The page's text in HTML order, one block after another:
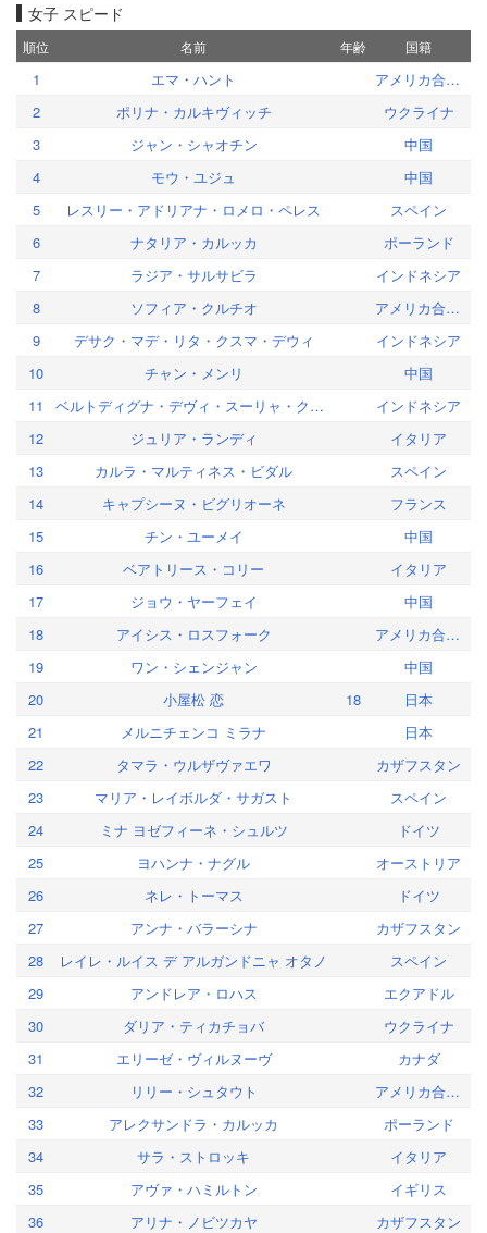
女子 スピード
順位 名前 年齢 国籍
1 エマ・ハント
アメリカ合衆国
2
ポリナ・カルキヴィッチ
ウクライナ
3
ジャン・シャオチン
中国
4
モウ・ユジュ
中国
5
レスリー・アドリアナ・ロメロ・ペレス
スペイン
6
ナタリア・カルッカ
ポーランド
7
ラジア・サルサビラ
インドネシア
8
ソフィア・クルチオ
アメリカ合衆国
9
デサク・マデ・リタ・クスマ・デウィ
インドネシア
10
チャン・メンリ
中国
11
ベルトディグナ・デヴィ・スーリャ・クスマ
インドネシア
12
ジュリア・ランディ
イタリア
13
カルラ・マルティネス・ビダル
スペイン
14
キャプシーヌ・ビグリオーネ
フランス
15
チン・ユーメイ
中国
16
ベアトリース・コリー
イタリア
17
ジョウ・ヤーフェイ
中国
18
アイシス・ロスフォーク
アメリカ合衆国
19
ワン・シェンジャン
中国
20
小屋松 恋 18
日本
21
メルニチェンコ ミラナ
日本
22
タマラ・ウルザヴァエワ
カザフスタン
23
マリア・レイボルダ・サガスト
スペイン
24
ミナ ヨゼフィーネ・シュルツ
ドイツ
25
ヨハンナ・ナグル
オーストリア
26
ネレ・トーマス
ドイツ
27
アンナ・バラーシナ
カザフスタン
28
レイレ・ルイス デ アルガンドニャ オタノ
スペイン
29
アンドレア・ロハス
エクアドル
30
ダリア・ティカチョバ
ウクライナ
31
エリーゼ・ヴィルヌーヴ
カナダ
32
リリー・シュタウト
アメリカ合衆国
33
アレクサンドラ・カルッカ
ポーランド
34
サラ・ストロッキ
イタリア
35
アヴァ・ハミルトン
イギリス
36
アリナ・ノビツカヤ
カザフスタン